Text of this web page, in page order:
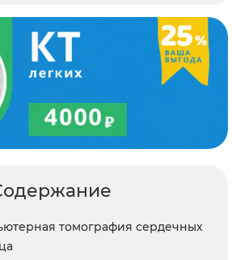
томография сердечных